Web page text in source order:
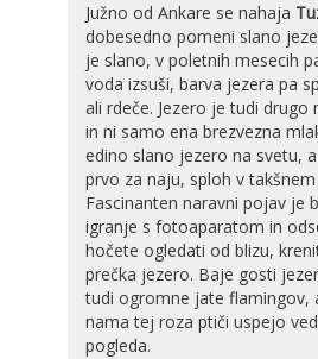
Južno od Ankare se nahaja
dobesedno pomeni slano
je slano, v poletnih mesecih
voda izsuši, barva jezera pa
ali rdeče. Jezero je tudi drugo
in ni samo ena brezvezna
edino slano jezero na svetu,
prvo za naju, sploh v
Fascinanten naravni pojav je
igranje s fotoaparatom in
hočete ogledati od blizu,
prečka jezero. Baje gosti
tudi ogromne jate flamingov,
nama tej roza ptiči uspejo
pogleda.